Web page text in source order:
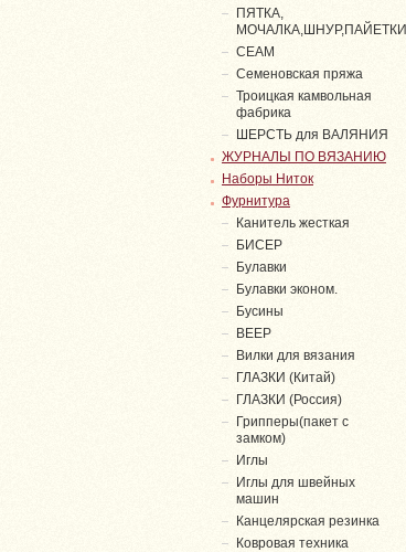
ПЯТКА,
МОЧАЛКА,ШНУР,ПАЙЕТКИ
СЕАМ
Семеновская пряжа
Троицкая камвольная
фабрика
ШЕРСТЬ для ВАЛЯНИЯ
ЖУРНАЛЫ ПО ВЯЗАНИЮ
Наборы Ниток
Фурнитура
Канитель жесткая
БИСЕР
Булавки
Булавки эконом.
Бусины
ВЕЕР
Вилки для вязания
ГЛАЗКИ (Китай)
ГЛАЗКИ (Россия)
Грипперы(пакет с
замком)
Иглы
Иглы для швейных
машин
Канцелярская резинка
Ковровая техника